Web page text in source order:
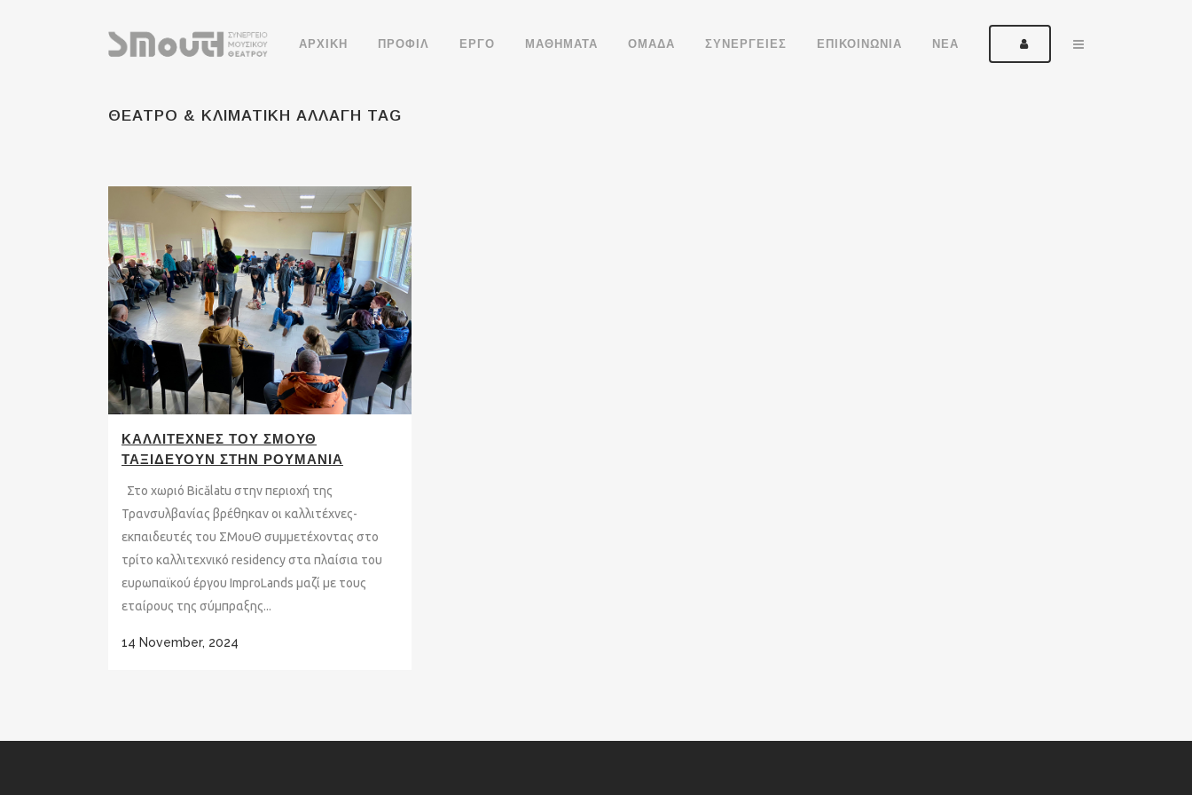
ΑΡΧΙΚΗ ΠΡΟΦΙΛ ΕΡΓΟ ΜΑΘΗΜΑΤΑ ΟΜΑΔΑ ΣΥΝΕΡΓΕΙΕΣ ΕΠΙΚΟΙΝΩΝΙΑ ΝΕΑ
ΘΕΑΤΡΟ & ΚΛΙΜΑΤΙΚΗ ΑΛΛΑΓΗ TAG
ΚΑΛΛΙΤΕΧΝΕΣ ΤΟΥ ΣΜΟΥΘ
ΤΑΞΙΔΕΥΟΥΝ ΣΤΗΝ ΡΟΥΜΑΝΙΑ
Στο χωριό Bicălatu στην περιοχή της
Τρανσυλβανίας βρέθηκαν οι καλλιτέχνες-
εκπαιδευτές του ΣΜουΘ συμμετέχοντας στο
τρίτο καλλιτεχνικό residency στα πλαίσια του
ευρωπαϊκού έργου ImproLands μαζί με τους
εταίρους της σύμπραξης...
14 November, 2024